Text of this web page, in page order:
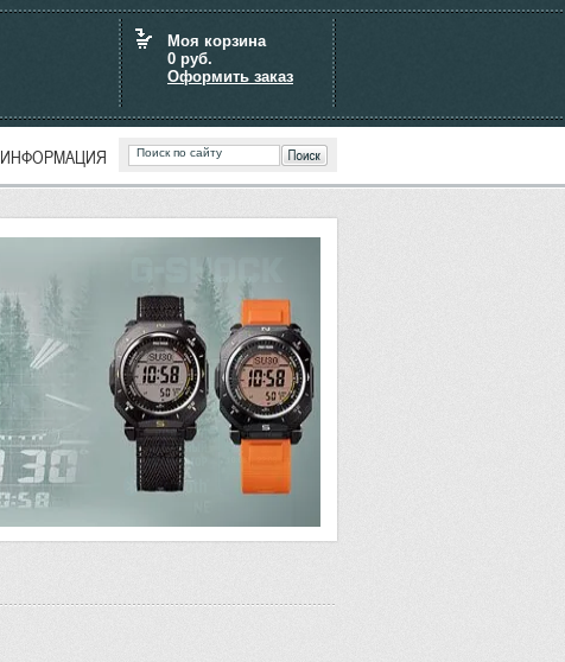
Моя корзина
0 руб.
Оформить заказ
ИНФОРМАЦИЯ